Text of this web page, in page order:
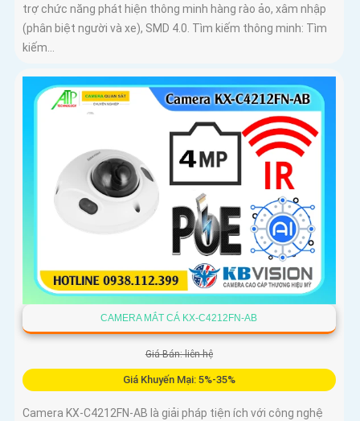
trợ chức năng phát hiện thông minh hàng rào ảo, xâm nhập
(phân biệt người và xe), SMD 4.0. Tìm kiếm thông minh: Tìm
kiếm...
CAMERA MẮT CÁ KX-C4212FN-AB
Giá Bán: liên hệ
Giá Khuyến Mại: 5%-35%
Camera KX-C4212FN-AB là giải pháp tiện ích với công nghệ